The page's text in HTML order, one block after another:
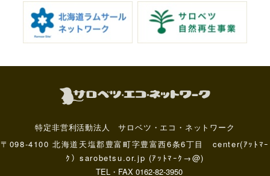
特定非営利活動法人 サロベツ・エコ・ネットワーク
〒098-4100 北海道天塩郡豊富町字豊富西6条6丁目 center(ｱｯﾄﾏｰ
ｸ）sarobetsu.or.jp (ｱｯﾄﾏｰｸ→@)
TEL・FAX 0162-82-3950